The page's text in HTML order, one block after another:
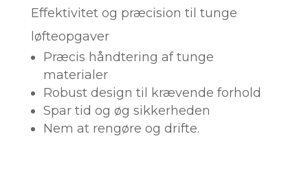
Effektivitet og præcision til tunge
løfteopgaver
Præcis håndtering af tunge
materialer
Robust design til krævende forhold
Spar tid og øg sikkerheden
Nem at rengøre og drifte.